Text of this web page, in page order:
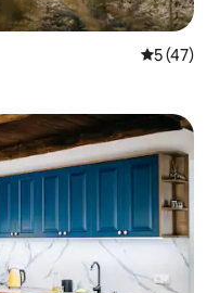
Prosječna
5 (47)